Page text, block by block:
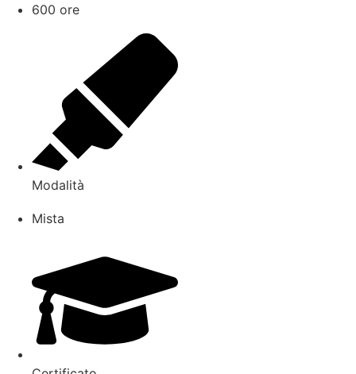
600 ore
Modalità
Mista